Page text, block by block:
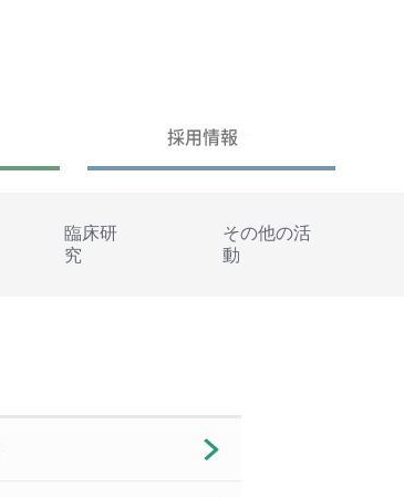
採用情報
臨床研
究
その他の活
動